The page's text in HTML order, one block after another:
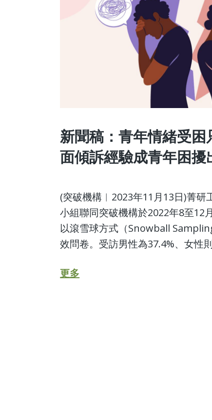
新聞稿：青年情緒受
面傾訴經驗成青年困擾
(突破機構︱2023年11月13日)菁
小組聯同突破機構於2022年8至12
以滾雪球方式（Snowball
效問卷。受訪男性為37.4%、女性
更多